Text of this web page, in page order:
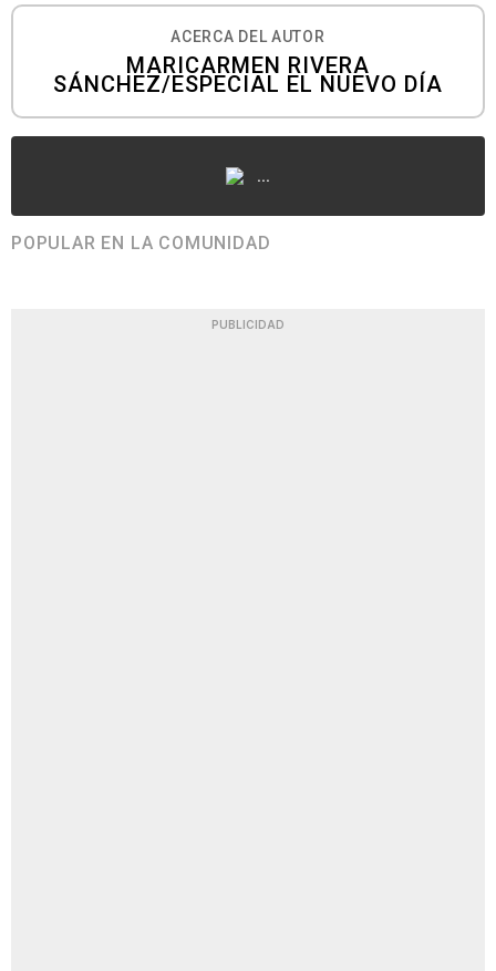
ACERCA DEL AUTOR
MARICARMEN RIVERA
SÁNCHEZ/ESPECIAL EL NUEVO DÍA
...
POPULAR EN LA COMUNIDAD
PUBLICIDAD